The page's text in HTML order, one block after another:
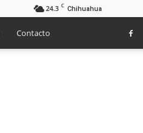
24.3 C Chihuahua
Contacto